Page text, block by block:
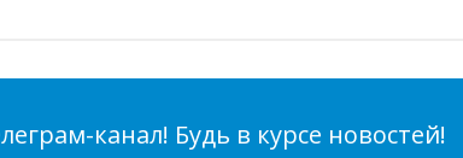
канал! Будь в курсе новостей!